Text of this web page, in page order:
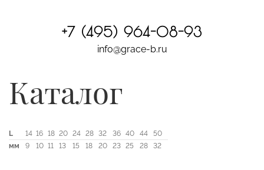
+7 (495) 964-08-93
info@grace-b.ru
Каталог
L 14 16 18 20 24 28 32 36 40 44
50
мм
9 10 11 13 15 18 20 23 25 28 32